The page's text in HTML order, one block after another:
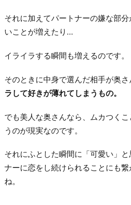
人
付
合
い
が
手
お
り
に
それに加えてパートナーの嫌な部
いことが増えたり…
イライラする瞬間も増えるのです。
そのときに中身で選んだ相手が奥さ
ラして好きが薄れてしまうもの。
でも美人な奥さんなら、ムカつく
うのが現実なのです。
それにふとした瞬間に「可愛い」
ナーに恋をし続けられることにも
ね。